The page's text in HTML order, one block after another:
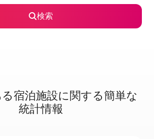
検索
宿⁠泊⁠施⁠設⁠に関⁠す⁠る簡⁠単⁠な
統⁠計⁠情⁠報